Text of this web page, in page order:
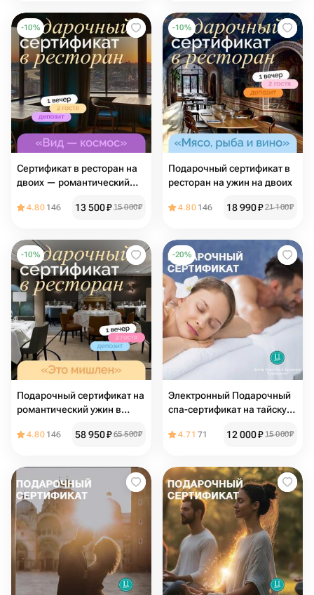
-10%
Сертификат в ресторан на
двоих — романтический
4.80 146 13 500₽ 15 000₽
-10%
Подарочный сертификат в
ресторан на ужин на двоих
4.80 146 18 990₽ 21 100₽
-10%
Подарочный сертификат на
романтический ужин в
4.80 146 58 950₽ 65 500₽
-20%
Электронный Подарочный
спа-сертификат на тайскую
«Белый Лотос»
4.71 71 12 000₽ 15 000₽